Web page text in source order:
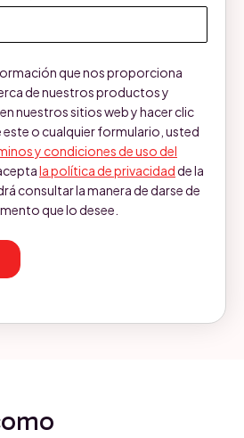
que nos proporciona
de nuestros productos y
nuestros sitios web y hacer clic
este o cualquier formulario, usted
y condiciones de uso del
la política de privacidadde la
consultar la manera de darse de
que lo desee.